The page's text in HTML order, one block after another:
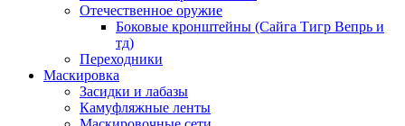
Отечественное оружие
Боковые кронштейны (Сайга Тигр Вепрь и
тд)
Переходники
Маскировка
Засидки и лабазы
Камуфляжные ленты